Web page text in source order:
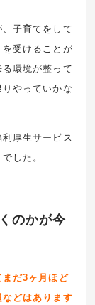
子育てをして
受けることが
環境が整って
やっていかな
厚生サービス
した。
のかが今
まだ3ヶ月ほど
どはあります